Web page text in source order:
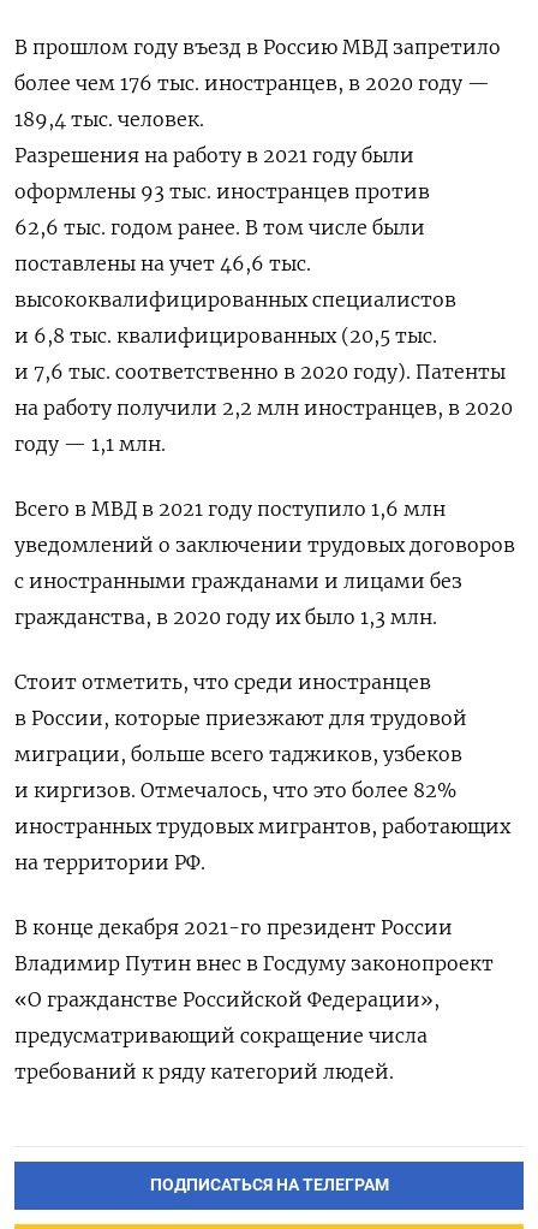
В прошлом году въезд в Россию МВД запретило
более чем 176 тыс. иностранцев, в 2020 году —
189,4 тыс. человек.
Разрешения на работу в 2021 году были
оформлены 93 тыс. иностранцев против
62,6 тыс. годом ранее. В том числе были
поставлены на учет 46,6 тыс.
высококвалифицированных специалистов
и 6,8 тыс. квалифицированных (20,5 тыс.
и 7,6 тыс. соответственно в 2020 году). Патенты
на работу получили 2,2 млн иностранцев, в 2020
году — 1,1 млн.
Всего в МВД в 2021 году поступило 1,6 млн
уведомлений о заключении трудовых договоров
с иностранными гражданами и лицами без
гражданства, в 2020 году их было 1,3 млн.
Стоит отметить, что среди иностранцев
в России, которые приезжают для трудовой
миграции, больше всего таджиков, узбеков
и киргизов. Отмечалось, что это более 82%
иностранных трудовых мигрантов, работающих
на территории РФ.
В конце декабря 2021-го президент России
Владимир Путин внес в Госдуму законопроект
«О гражданстве Российской Федерации»,
предусматривающий сокращение числа
требований к ряду категорий людей.
ПОДПИСАТЬСЯ НА ТЕЛЕГРАМ